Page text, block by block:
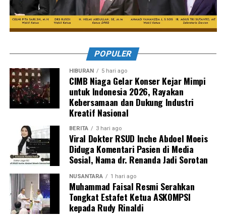
POPULER
HIBURAN 5 hari ago
CIMB Niaga Gelar Konser Kejar Mimpi
untuk Indonesia 2026, Rayakan
Kebersamaan dan Dukung Industri
Kreatif Nasional
BERITA 3 hari ago
Viral Dokter RSUD Inche Abdoel Moeis
Diduga Komentari Pasien di Media
Sosial, Nama dr. Renanda Jadi Sorotan
NUSANTARA 1 hari ago
Muhammad Faisal Resmi Serahkan
Tongkat Estafet Ketua ASKOMPSI
kepada Rudy Rinaldi